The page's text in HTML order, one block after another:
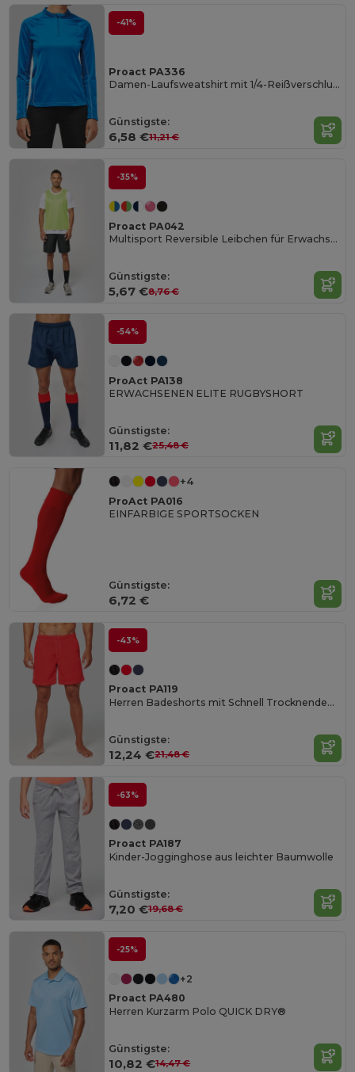
-41%
Proact PA336
Damen-Laufsweatshirt mit 1/4-Reißverschluss
Günstigste:
6,58 €11,21 €
-35%
Proact PA042
Multisport Reversible Leibchen für Erwachsene und Kinder
Günstigste:
5,67 €8,76 €
-54%
ProAct PA138
ERWACHSENEN ELITE RUGBYSHORT
Günstigste:
11,82 €25,48 €
+4
ProAct PA016
EINFARBIGE SPORTSOCKEN
Günstigste:
6,72 €
-43%
Proact PA119
Herren Badeshorts mit Schnell Trocknendem Stoff
Günstigste:
12,24 €21,48 €
-63%
Proact PA187
Kinder-Jogginghose aus leichter Baumwolle
Günstigste:
7,20 €19,68 €
-25%
+2
Proact PA480
Herren Kurzarm Polo QUICK DRY®
Günstigste:
10,82 €14,47 €